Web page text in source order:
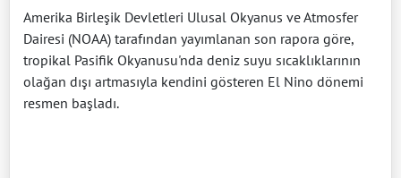
Amerika Birleşik Devletleri Ulusal Okyanus ve Atmosfer
Dairesi (NOAA) tarafından yayımlanan son rapora göre,
tropikal Pasifik Okyanusu'nda deniz suyu sıcaklıklarının
olağan dışı artmasıyla kendini gösteren El Nino dönemi
resmen başladı.